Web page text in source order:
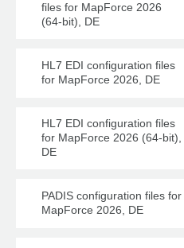
files for MapForce 2026
(64-bit), DE
HL7 EDI configuration files
for MapForce 2026, DE
HL7 EDI configuration files
for MapForce 2026 (64-bit),
DE
PADIS configuration files for
MapForce 2026, DE